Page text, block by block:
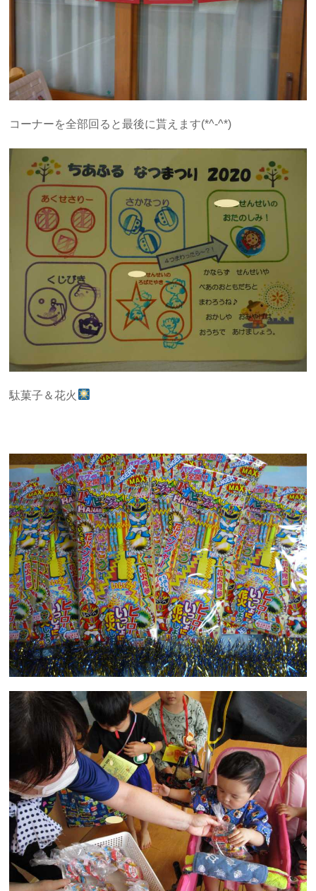
コーナーを全部回ると最後に貰えます(*^-^*)
駄菓子＆花火